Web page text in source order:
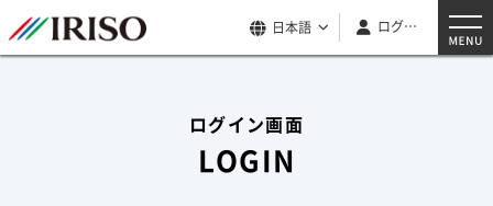
日本語 ログイン
ログイン画面
LOGIN